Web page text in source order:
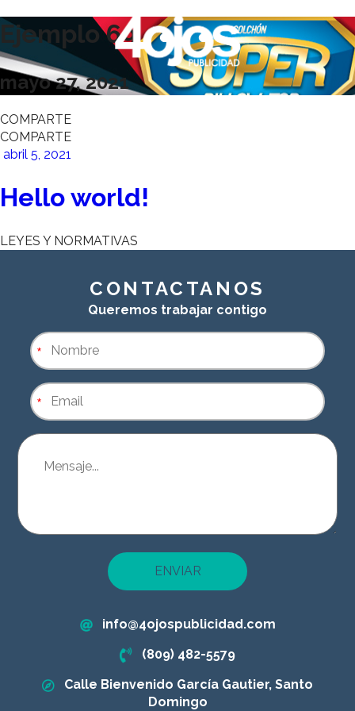
Ejemplo 69
mayo 27, 2021
COMPARTE
COMPARTE
abril 5, 2021
Hello world!
LEYES Y NORMATIVAS
CONTACTANOS
Queremos trabajar contigo
*
*
ENVIAR
info@4ojospublicidad.com
(809) 482-5579
Calle Bienvenido García Gautier, Santo
Domingo